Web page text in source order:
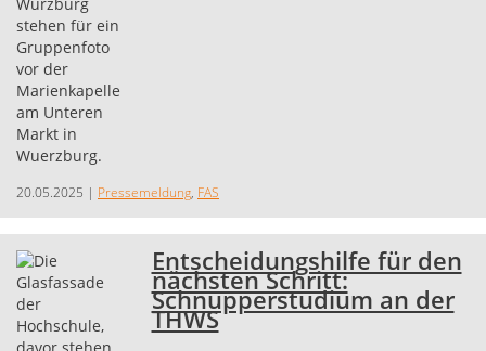
20.05.2025 | Pressemeldung, FAS
Entscheidungshilfe für den
nächsten Schritt:
Schnupperstudium an der
THWS